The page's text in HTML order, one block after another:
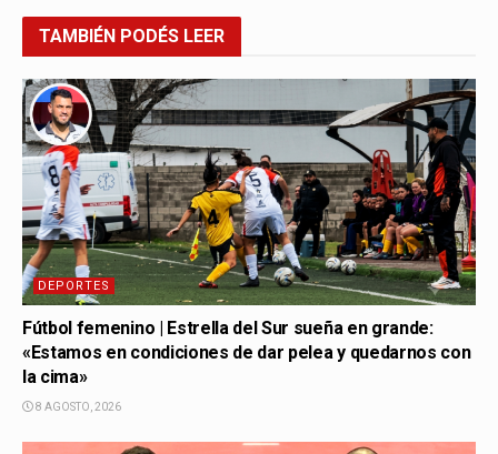
TAMBIÉN PODÉS LEER
DEPORTES
Fútbol femenino | Estrella del Sur sueña en grande:
«Estamos en condiciones de dar pelea y quedarnos con
la cima»
8 AGOSTO, 2026